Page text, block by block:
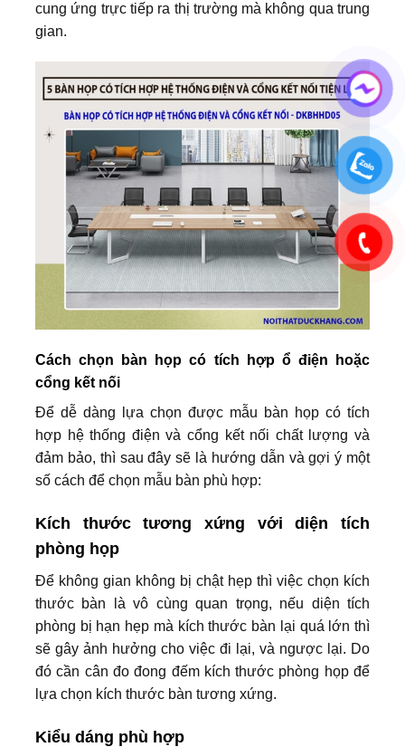
cung ứng trực tiếp ra thị trường mà không qua trung
gian.
Cách chọn bàn họp có tích hợp ổ điện hoặc
cổng kết nối
Để dễ dàng lựa chọn được mẫu bàn họp có tích
hợp hệ thống điện và cổng kết nối chất lượng và
đảm bảo, thì sau đây sẽ là hướng dẫn và gợi ý một
số cách để chọn mẫu bàn phù hợp:
Kích thước tương xứng với diện tích
phòng họp
Để không gian không bị chật hẹp thì việc chọn kích
thước bàn là vô cùng quan trọng, nếu diện tích
phòng bị hạn hẹp mà kích thước bàn lại quá lớn thì
sẽ gây ảnh hưởng cho việc đi lại, và ngược lại. Do
đó cần cân đo đong đếm kích thước phòng họp để
lựa chọn kích thước bàn tương xứng.
Kiểu dáng phù hợp